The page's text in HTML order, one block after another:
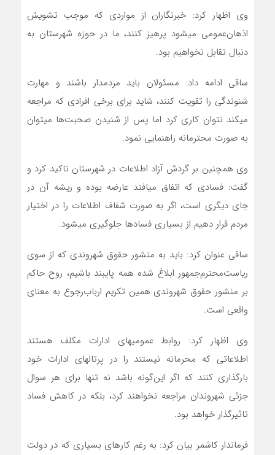
وی اظهار کرد: خبرنگاران از مواردی که موجب تشویش
اذهان‌عمومی می‎شود پرهیز کنند، ما در حوزه شهرستان به
دنبال تقابل نخواهیم بود.
ساقی ادامه داد: مسئولان باید مردم‎دار باشند و مهارت
شنوندگی را تقویت کنند، شاید برای برخی افرادی که مراجعه
می‎کند نتوان کاری کرد اما پس از شنیدن صحبت‌ها می‎توان
به صورت محترمانه راهنمایی نمود.
وی همچنین بر گردش آزاد اطلاعات در شهرستان تاکید کرد و
گفت: فسادی که اتفاق می‎افتد عارضه بوده و ریشه آن در
جای دیگری است، اگر به صورت شفاف اطلاعات را در اختیار
مردم قرار دهیم از بسیاری فسادها جلوگیری می‎شود.
ساقی عنوان کرد: باید به منشور حقوق شهروندی که از سوی
ریاست‌محترم‌جمهور ابلاغ شده همه پایبند باشیم، روح حاکم
بر منشور حقوق شهروندی همین تکریم ارباب‌رجوع به معنای
واقعی است.
وی اظهار کرد: روابط عمومی‎های ادارات مکلف هستند
اطلاعاتی که محرمانه نیستند را در پرتال‎های ادارات خود
بارگذاری کنند که اگر این‌گونه باشد نه تنها برای هر سوال
جزئی شهروندان مراجعه نخواهند کرد، بلکه در کاهش فساد
تاثیرگذار خواهد بود.
فرماندار کاشمر بیان کرد: به رغم کارهای بسیاری که در دولت